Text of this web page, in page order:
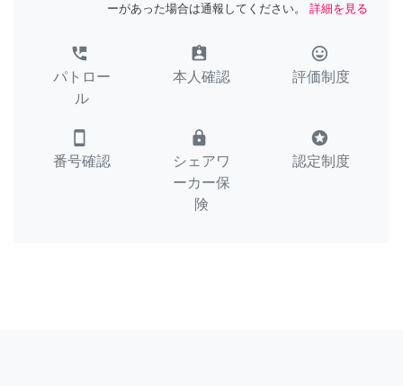
ーがあった場合は通報してください。
詳細を見る
perm_phone_msg
パトロー
ル
assignment_ind
本人確認
tag_faces
評価制度
smartphone
番号確認
lock
シェアワ
ーカー保
険
stars
認定制度